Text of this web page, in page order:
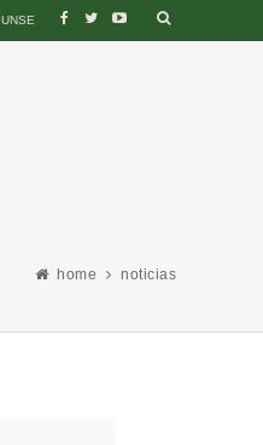
UNSE
home noticias